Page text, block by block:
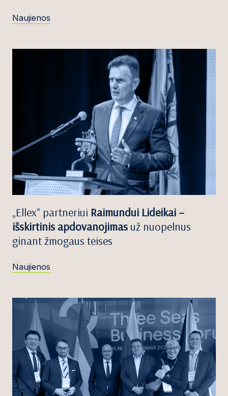
Naujienos
„Ellex“ partneriui Raimundui Lideikai –
išskirtinis apdovanojimas už nuopelnus
ginant žmogaus teises
Naujienos